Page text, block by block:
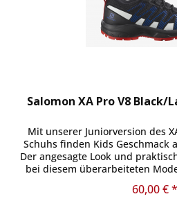
Salomon XA Pro V8 Black/
Mit unserer Juniorversion des
Schuhs finden Kids Geschmack
Der angesagte Look und
bei diesem überarbeiteten
60,00 € *